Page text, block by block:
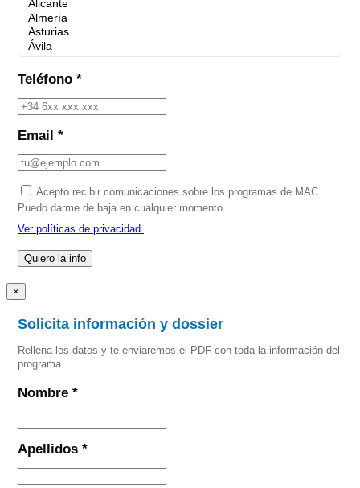
Teléfono *
Email *
Acepto recibir comunicaciones sobre los programas de MAC.
Puedo darme de baja en cualquier momento.
Ver políticas de privacidad.
×
Solicita información y dossier
Rellena los datos y te enviaremos el PDF con toda la información del
programa.
Nombre *
Apellidos *